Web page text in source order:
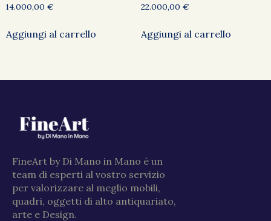
14.000,00 €
Aggiungi al carrello
22.000,00 €
Aggiungi al carrello
FineArt by Di Mano in Mano è un
team di esperti al vostro servizio
per valorizzare al meglio mobili,
quadri, oggetti di alto antiquariato,
arte e Design.